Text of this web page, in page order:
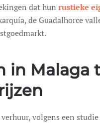
dat hun rustieke
de Guadalhorce
in Malaga
volgens een